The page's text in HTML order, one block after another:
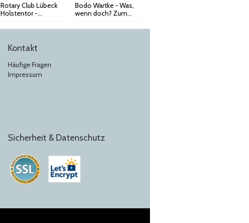
Rotary Club Lübeck
Holstentor -
Bodo Wartke - Was,
wenn doch? Zum
Kontakt
Häufige Fragen
Impressum
Sicherheit & Datenschutz